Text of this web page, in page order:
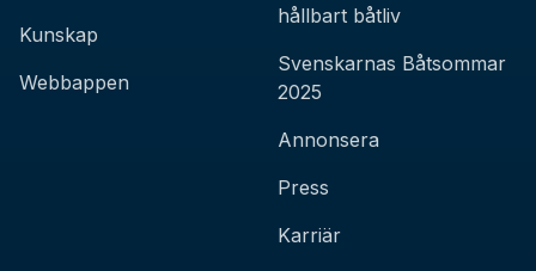
Kunskap
Webbappen
hållbart båtliv
Svenskarnas Båtsommar
2025
Annonsera
Press
Karriär